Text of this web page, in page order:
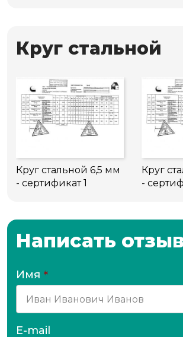
Круг стальной
Круг стальной 6,5 мм
- сертификат 1
Круг
-
Написать
Имя *
E-mail